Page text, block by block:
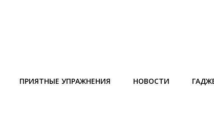
ПРИЯТНЫЕ УПРАЖНЕНИЯ НОВОСТИ